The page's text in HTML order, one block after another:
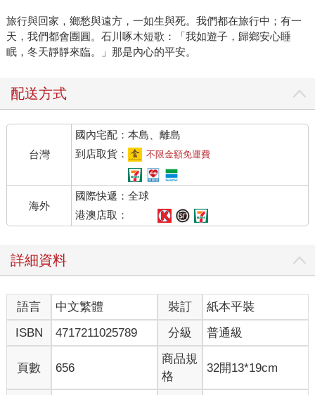
旅行與回家，鄉愁與遠方，一如生與死。我們都在旅行中；有一
天，我們都會團圓。石川啄木短歌：「我如遊子，歸鄉安心睡
眠，冬天靜靜來臨。」那是內心的平安。
配送方式
台灣
國內宅配：本島、離島
到店取貨：
不限金額免運費
海外
國際快遞：全球
港澳店取：
詳細資料
語言 中文繁體 裝訂
紙本平裝
ISBN
4717211025789 分級 普通級
頁數 656
商品規
格
32開13*19cm